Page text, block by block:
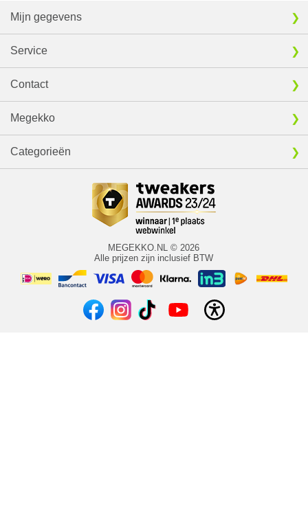
Mijn gegevens
Service
Contact
Megekko
Categorieën
MEGEKKO.NL © 2026
Alle prijzen zijn inclusief BTW